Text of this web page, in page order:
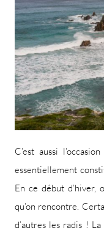
C’est aussi
essentiellement
En ce début
qu’on rencontre.
d’autres les radis !